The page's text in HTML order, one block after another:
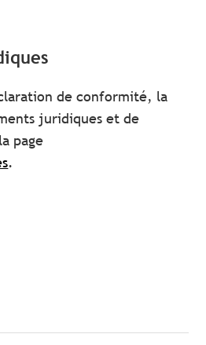
de conformité, la
juridiques et de
page
.